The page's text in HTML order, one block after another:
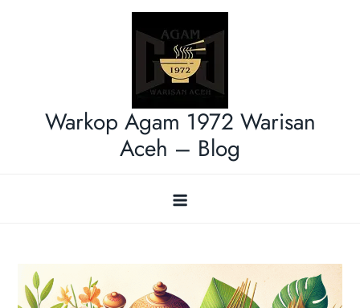
Warkop Agam 1972 Warisan
Aceh – Blog